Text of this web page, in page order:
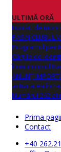
ULTIMĂ ORĂ
Lucrări de
PASAJ CLUBUL
Programul
Cărțile de
în municipiul
ANUNŢ
activitatea într-
Numărul 262
Prima
Contact
+40